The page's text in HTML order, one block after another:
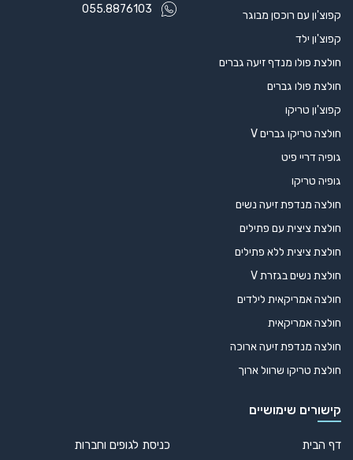
קפוצ'ון עם רוכסן מבוגר
קפוצ'ון ילד
חולצת פולו מנדף זיעה גברים
חולצת פולו גברים
קפוצ'ון טריקו
חולצה טריקו גברים V
גופיה דריי פיט
גופיה טריקו
חולצה מנדפת זיעה נשים
חולצת ציצית עם פתילים
חולצת ציצית ללא פתילים
חולצת נשים בגזרת V
חולצה אמריקאית לילדים
חולצה אמריקאית
חולצה מנדפת זיעה ארוכה
חולצת טריקו שרוול ארוך
קישורים שימושיים
דף הבית כניסת לגופים וחברות
055.8876103